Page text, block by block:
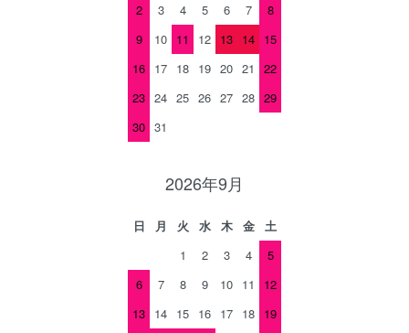
2
3 4 5 6 7
8
9
10 11 12 13 14 15
16 17 18 19 20 21
22
23 24 25 26 27 28 29
30 31
2026年9月
日 月 火 水 木 金
土
1
2 3 4
5
6
7 8 9 10 11
12
13 14 15 16 17 18 19